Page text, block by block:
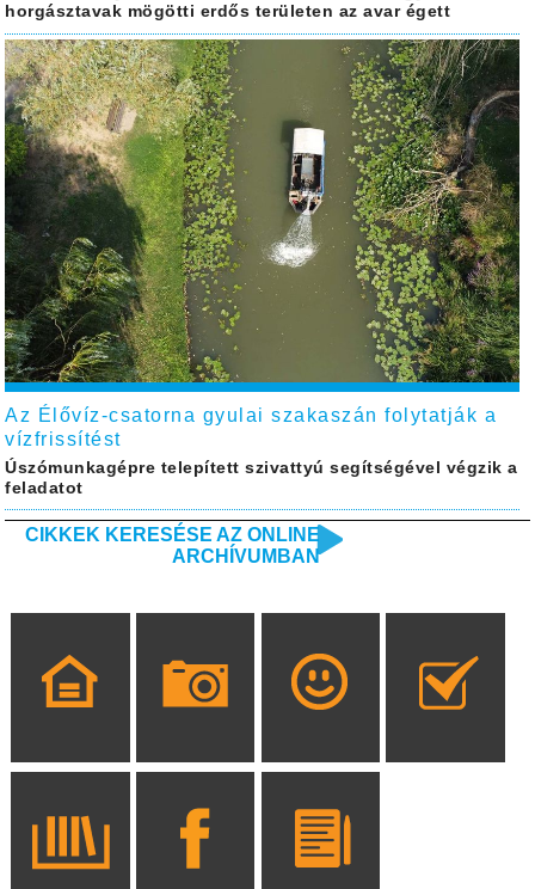
horgásztavak mögötti erdős területen az avar égett
Az Élővíz-csatorna gyulai szakaszán folytatják a
vízfrissítést
Úszómunkagépre telepített szivattyú segítségével végzik a
feladatot
CIKKEK KERESÉSE AZ ONLINE
ARCHÍVUMBAN